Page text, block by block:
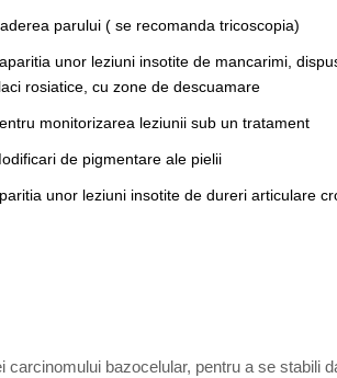
parului ( se recomanda tricoscopia)
unor leziuni insotite de mancarimi,
rosiatice, cu zone de descuamare
monitorizarea leziunii sub un tratament
de pigmentare ale pielii
unor leziuni insotite de dureri articulare
bazocelular, pentru a se stabili